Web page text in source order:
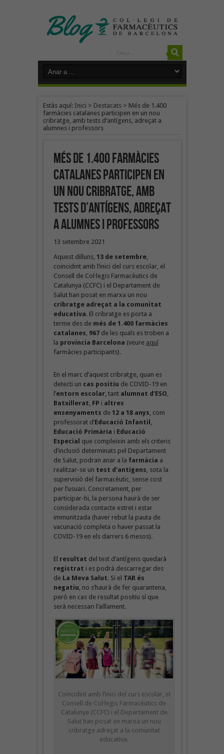
Estàs aquí: Inici > Destacats> Més de 1.400
farmàcies catalanes participen en un nou
cribratge, amb tests d’antígens, adreçat a
alumnes i professors
Més de 1.400 farmàcies
catalanes participen en
un nou cribratge, amb
tests d’antígens, adreçat
a alumnes i professors
13 setembre 2021
Aquest dilluns, 13 de setembre,
coincidint amb l’inici del curs escolar, el
Consell de Col·legis Farmacèutics de
Catalunya (CCFC) i el Departament de
Salut han posat en marxa un nou
cribratge adreçat a la comunitat
educativa. El cribratge es porta a
terme des de més de 1.400 farmàcies
catalanes 967de les quals es troben a
la província Barcelona (veure aquí
farmàcies participants).
En el marc d’aquest cribratge, quan es
detecti un cas positiu de COVID-19 en
l’entorn escolar, tant alumnat d’ESO
Batxillerat FP i altres
ensenyaments de 12 a 18 anys , com
professorat d’Educació Infantil
Educació Primària i Educació
Especial que compleixin amb els criteris
d’inclusió determinats pel Departament
de Salut, podran anar a la farmàcia a
realitzar-se un test d’antígens , sota la
supervisió del farmacèutic, sense cost
per l’usuari. Concretament, per
participar-hi, la persona haurà de ser
considerada contacte estret i estar
immunitzada (haver rebut la pauta de
vacunació completa o haver passat la
COVID-19 en els darrers 6 mesos).
El resultat del test d’antígens quedarà
registrat i es podrà descarregar des
de La Meva Salut. Si el TAR és
negatiu , no s’haurà de fer quarantena,
però en cas de resultat positiu sí que
serà necessari l’aïllament.
Coincidint amb l’inici del curs escolar, el
Consell de Col·legis Farmacèutics de
Catalunya (CCFC) i el Departament de
Salut han posat en marxa un nou
cribratge adreçat a la comunitat
educativa.